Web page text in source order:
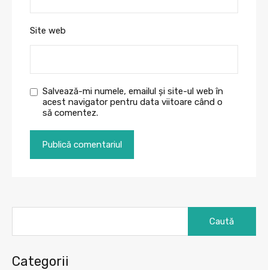
Site web
Salvează-mi numele, emailul și site-ul web în
acest navigator pentru data viitoare când o
să comentez.
Categorii